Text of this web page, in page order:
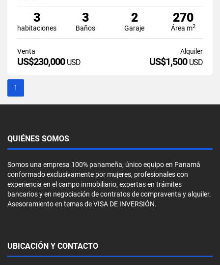
3
habitaciones
3
Baños
2
Garaje
270
Área m2
Venta
US$230,000 USD
Alquiler
US$1,500 USD
1
QUIÉNES SOMOS
Somos una empresa 100% panameña, único equipo en Panamá
conformado exclusivamente por mujeres, profesionales con
experiencia en el campo inmobiliario, expertas en trámites
bancarios y en negociación de contratos de compraventa y alquiler.
Asesoramiento en temas de VISA DE INVERSIÓN.
UBICACIÓN Y CONTACTO